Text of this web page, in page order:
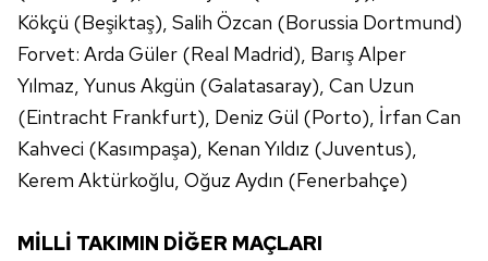
toplumu hizmetlerinin sunulması amacıyla
kullanılmaktadır. Diğer çerezler, sitemizin daha işlevsel
kılınması ve kişiselleştirilmesi ve sizlere yönelik
reklam/pazarlama faaliyetlerinin yapılması, amaçlarıyla
sınırlı olarak açık rızanız dahilinde kullanılacaktır.
Çerezlere ilişkin tercihlerinizi aşağıda yer alan panel
vasıtasıyla belirleyebilirsiniz. Çerezlere ilişkin detaylı bilgi
Metnimiziziyaret edebilirsiniz.
Kökçü (Beşiktaş), Salih Özcan (Borussia Dortmund)
Forvet: Arda Güler (Real Madrid), Barış Alper
Yılmaz, Yunus Akgün (Galatasaray), Can Uzun
(Eintracht Frankfurt), Deniz Gül (Porto), İrfan Can
Kahveci (Kasımpaşa), Kenan Yıldız (Juventus),
Kerem Aktürkoğlu, Oğuz Aydın (Fenerbahçe)
MİLLİ TAKIMIN DİĞER MAÇLARI